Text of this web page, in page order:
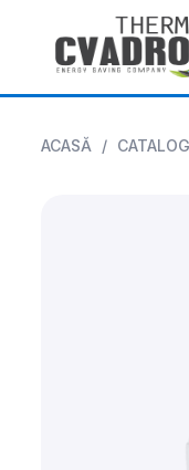
ACASĂ / CATALOG